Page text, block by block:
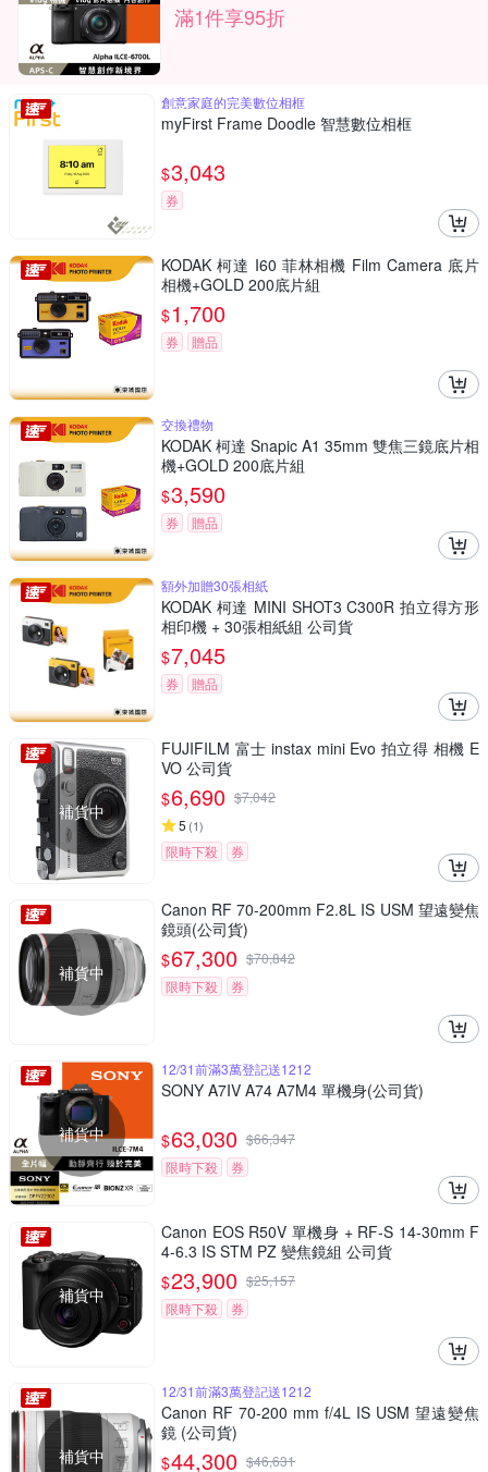
滿1件享95折
創意家庭的完美數位相框
myFirst Frame Doodle 智慧數位相框
$3,043
券
KODAK 柯達 I60 菲林相機 Film Camera 底片
相機+GOLD 200底片組
$1,700
券 贈品
交換禮物
KODAK 柯達 Snapic A1 35mm 雙焦三鏡底片相
機+GOLD 200底片組
$3,590
券 贈品
額外加贈30張相紙
KODAK 柯達 MINI SHOT3 C300R 拍立得方形
相印機 + 30張相紙組 公司貨
$7,045
券 贈品
補貨中
FUJIFILM 富士 instax mini Evo 拍立得 相機 E
VO 公司貨
$6,690 $7,042
5 (1)
限時下殺 券
補貨中
Canon RF 70-200mm F2.8L IS USM 望遠變焦
鏡頭(公司貨)
$67,300 $70,842
限時下殺
券
補貨中
12/31前滿3萬登記送1212
SONY A7IV A74 A7M4 單機身(公司貨)
$63,030 $66,347
限時下殺
券
補貨中
Canon EOS R50V 單機身 + RF-S 14-30mm F
4-6.3 IS STM PZ 變焦鏡組 公司貨
$23,900 $25,157
限時下殺
券
補貨中
12/31前滿3萬登記送1212
Canon RF 70-200 mm f/4L IS USM 望遠變焦
鏡 (公司貨)
$44,300 $46,631